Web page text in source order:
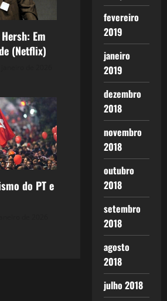
Em
(Netflix)
do PT e
fevereiro
2019
janeiro
2019
dezembro
2018
novembro
2018
outubro
2018
setembro
2018
agosto
2018
julho 2018